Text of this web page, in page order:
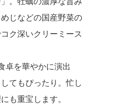
じなどの国産野菜の
ク深いクリーミース
卓を華やかに演出
てもぴったり。忙し
も重宝します。